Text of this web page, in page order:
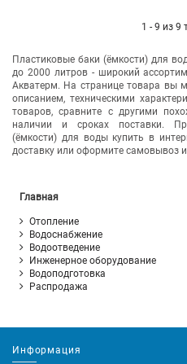
1 - 9 из 9
Пластиковые баки (ёмкости) для
до 2000 литров - широкий
Акватерм. На странице товара вы
описанием, техническими
товаров, сравните с другими
наличии и сроках поставки.
(ёмкости) для воды купить в
доставку или оформите самовывоз
Главная
Отопление
Водоснабжение
Водоотведение
Инженерное оборудование
Водоподготовка
Распродажа
Информация